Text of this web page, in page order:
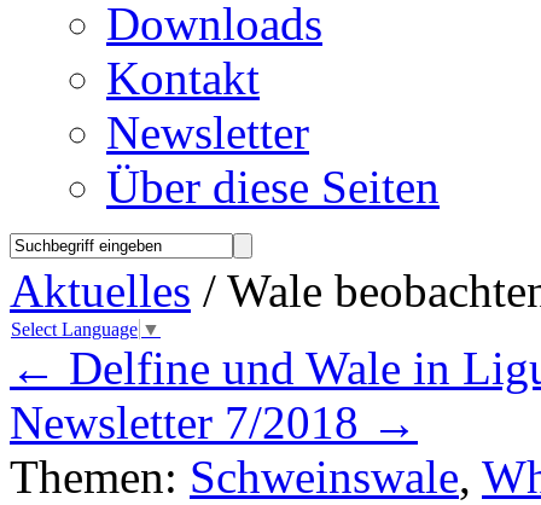
Downloads
Kontakt
Newsletter
Über diese Seiten
Aktuelles / Wale
Select Language ▼
← Delfine und Wale in
Newsletter 7/2018 →
Themen: Schweinswale,